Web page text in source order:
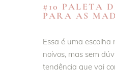
#10 PALETA
PARA AS
Essa é uma escolha
noivos, mas sem
tendência que vai